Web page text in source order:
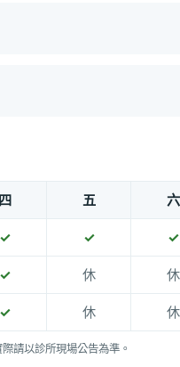
四 五 六
✓ ✓ ✓
✓ 休 休
✓ 休 休
請以診所現場公告為準。